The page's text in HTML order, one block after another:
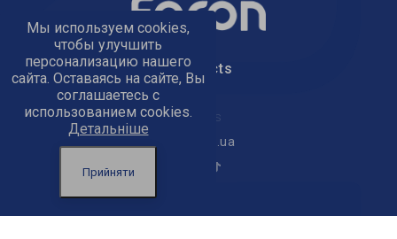
С-тип
Коллекция:Filament
text_kontacts
text_golov_ofis
office@feron.ua
Мы используем cookies,
чтобы улучшить
персонализацию нашего
сайта. Оставаясь на сайте, Вы
соглашаетесь с
использованием cookies.
Детальніше
Прийняти